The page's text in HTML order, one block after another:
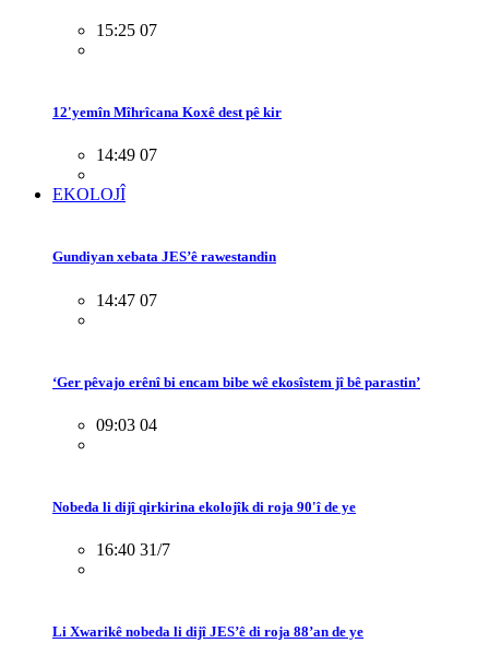
15:25 07
12'yemîn Mîhrîcana Koxê dest pê kir
14:49 07
EKOLOJÎ
Gundiyan xebata JES’ê rawestandin
14:47 07
‘Ger pêvajo erênî bi encam bibe wê ekosîstem jî bê parastin’
09:03 04
Nobeda li dijî qirkirina ekolojîk di roja 90'î de ye
16:40 31/7
Li Xwarikê nobeda li dijî JES’ê di roja 88’an de ye